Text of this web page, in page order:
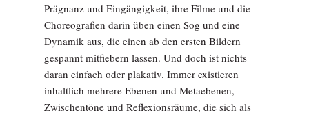
Prägnanz und Eingängigkeit, ihre Filme und die
Choreografien darin üben einen Sog und eine
Dynamik aus, die einen ab den ersten Bildern
gespannt mitfiebern lassen. Und doch ist nichts
daran einfach oder plakativ. Immer existieren
inhaltlich mehrere Ebenen und Metaebenen,
Zwischentöne und Reflexionsräume, die sich als